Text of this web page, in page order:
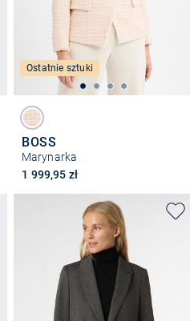
Ostatnie sztuki
BOSS
Marynarka
1 999,95 zł